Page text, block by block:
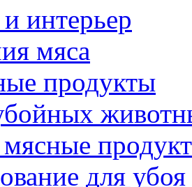
интерьер
мяса
продукты
для убоя